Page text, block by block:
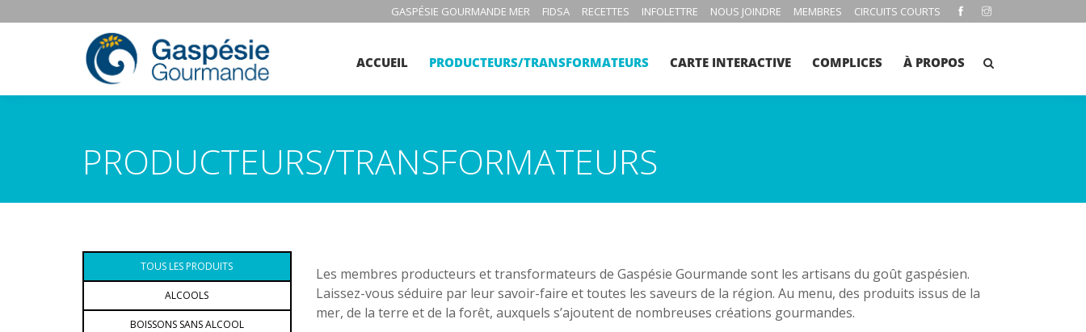
GASPÉSIE GOURMANDE MER FIDSA RECETTES INFOLETTRE NOUS JOINDRE MEMBRES CIRCUITS COURTS
ACCUEIL PRODUCTEURS/TRANSFORMATEURS CARTE INTERACTIVE COMPLICES À PROPOS
PRODUCTEURS/TRANSFORMATEURS
TOUS LES PRODUITS
ALCOOLS
BOISSONS SANS ALCOOL
Les membres producteurs et transformateurs de Gaspésie Gourmande sont les artisans du goût gaspésien.
Laissez-vous séduire par leur savoir-faire et toutes les saveurs de la région. Au menu, des produits issus de la
mer, de la terre et de la forêt, auxquels s’ajoutent de nombreuses créations gourmandes.